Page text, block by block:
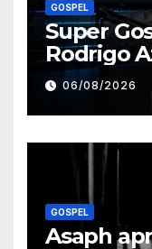
GOSPEL
Super
Rodrigo
nova
grandes
gospel
06/08/2026
GOSPEL
Asaph